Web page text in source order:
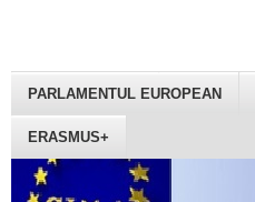
PARLAMENTUL EUROPEAN
ERASMUS+